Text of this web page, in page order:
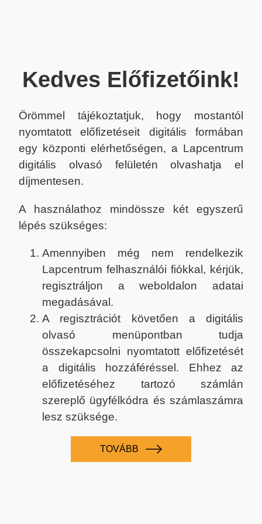
Kedves Előfizetőink!
Örömmel tájékoztatjuk, hogy mostantól
nyomtatott előfizetéseit digitális formában
egy központi elérhetőségen, a Lapcentrum
digitális olvasó felületén olvashatja el
díjmentesen.
A használathoz mindössze két egyszerű
lépés szükséges:
Amennyiben még nem rendelkezik
Lapcentrum felhasználói fiókkal, kérjük,
regisztráljon a weboldalon adatai
megadásával.
A regisztrációt követően a digitális
olvasó menüpontban tudja
összekapcsolni nyomtatott előfizetését
a digitális hozzáféréssel. Ehhez az
előfizetéséhez tartozó számlán
szereplő ügyfélkódra és számlaszámra
lesz szüksége.
TOVÁBB